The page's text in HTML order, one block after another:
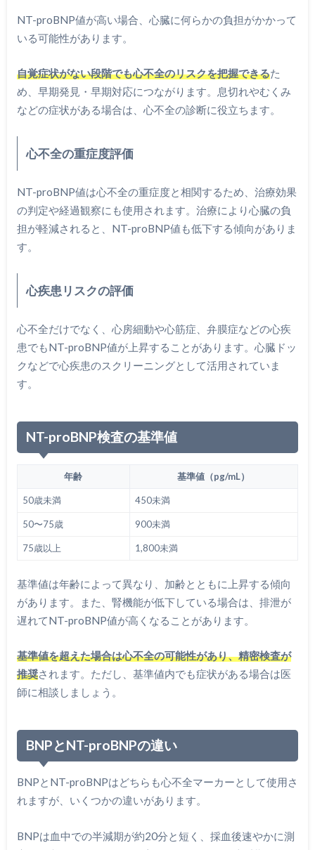
NT-proBNP値が高い場合、心臓に何らかの負担がかかって
いる可能性があります。
自覚症状がない段階でも心不全のリスクを把握できるた
め、早期発見・早期対応につながります。息切れやむくみ
などの症状がある場合は、心不全の診断に役立ちます。
心不全の重症度評価
NT-proBNP値は心不全の重症度と相関するため、治療効果
の判定や経過観察にも使用されます。治療により心臓の負
担が軽減されると、NT-proBNP値も低下する傾向がありま
す。
心疾患リスクの評価
心不全だけでなく、心房細動や心筋症、弁膜症などの心疾
患でもNT-proBNP値が上昇することがあります。心臓ドッ
クなどで心疾患のスクリーニングとして活用されていま
す。
NT-proBNP検査の基準値
年齢 基準値（pg/mL）
50歳未満 450未満
50〜75歳 900未満
75歳以上 1,800未満
基準値は年齢によって異なり、加齢とともに上昇する傾向
があります。また、腎機能が低下している場合は、排泄が
遅れてNT-proBNP値が高くなることがあります。
基準値を超えた場合は心不全の可能性があり、精密検査が
推奨されます。ただし、基準値内でも症状がある場合は医
師に相談しましょう。
BNPとNT-proBNPの違い
BNPとNT-proBNPはどちらも心不全マーカーとして使用さ
れますが、いくつかの違いがあります。
BNPは血中での半減期が約20分と短く、採血後速やかに測